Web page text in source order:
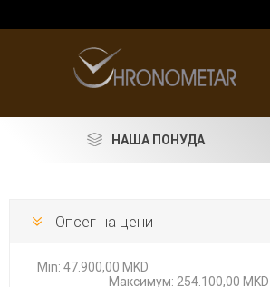
НАША ПОНУДА
LONGINES
Опсег на цени
Min: 47.900,00 MKD
Максимум: 254.100,00 MKD